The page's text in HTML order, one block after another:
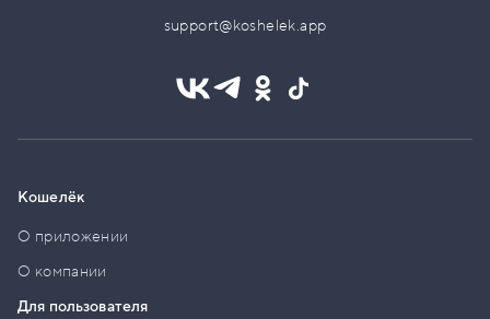
support@koshelek.app
Кошелёк
О приложении
О компании
Для пользователя